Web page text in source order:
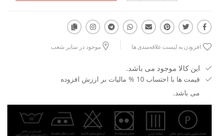
افزودن به لیست علاقه‌مندی ها موجود در سایر شعب
این کالا موجود می باشد.
قیمت ها با احتساب 10 % مالیات بر ارزش افزوده
می باشد.